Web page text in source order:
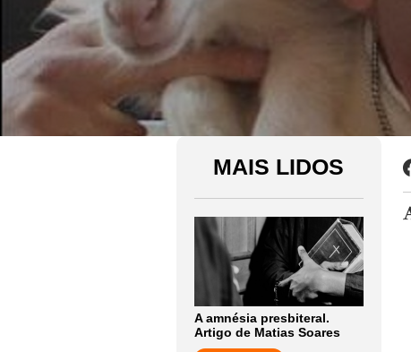
MAIS LIDOS
A amnésia presbiteral.
Artigo de Matias Soares